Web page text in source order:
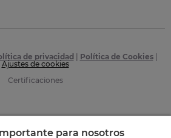
de privacidad Política de Cookies|
Ajustes de cookies
Certificaciones
para nosotros